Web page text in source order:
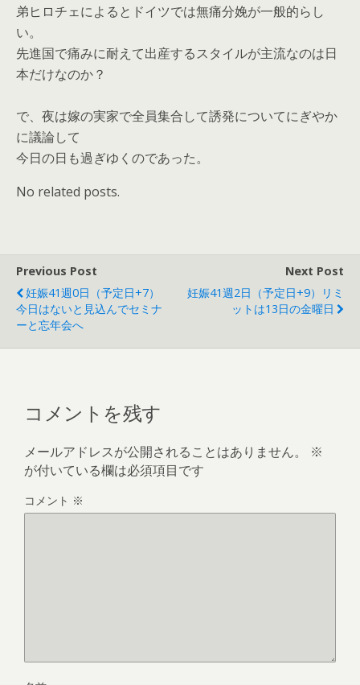
弟ヒロチェによるとドイツでは無痛分娩が一般的らし
い。
先進国で痛みに耐えて出産するスタイルが主流なのは日
本だけなのか？
で、夜は嫁の実家で全員集合して誘発についてにぎやか
に議論して
今日の日も過ぎゆくのであった。
No related posts.
Previous Post
妊娠41週0日（予定日+7）
今日はないと見込んでセミナ
ーと忘年会へ
Next Post
妊娠41週2日（予定日+9）リミ
ットは13日の金曜日
コメントを残す
メールアドレスが公開されることはありません。
※
が付いている欄は必須項目です
コメント ※